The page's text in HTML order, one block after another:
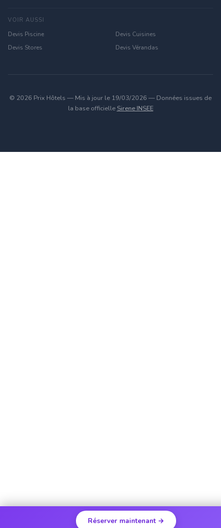
VOIR AUSSI
Devis Piscine
Devis Cuisines
Devis Stores
Devis Vérandas
© 2026 Prix Hôtels — Mis à jour le 19/03/2026 — Données issues de
la base officielle Sirene INSEE
Réserver maintenant →